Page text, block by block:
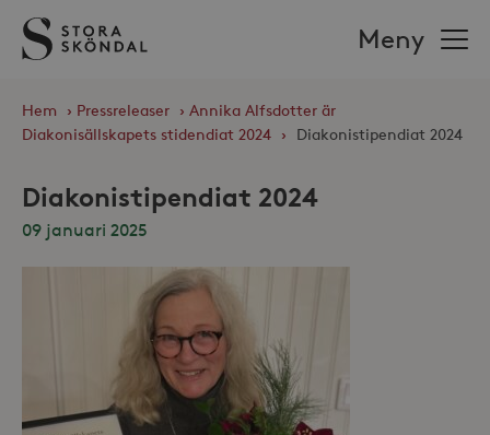
Stora
Sköndal
Meny
Hem › Pressreleaser › Annika Alfsdotter är
Diakonisällskapets stidendiat 2024 › Diakonistipendiat 2024
Diakonistipendiat 2024
09 januari 2025